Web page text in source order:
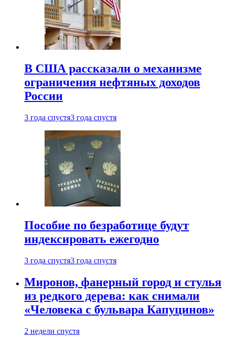
В США рассказали о механизме
ограничения нефтяных доходов
России
3 года спустя3 года спустя
Пособие по безработице будут
индексировать ежегодно
3 года спустя3 года спустя
Миронов, фанерный город и стулья
из редкого дерева: как снимали
«Человека с бульвара Капуцинов»
2 недели спустя